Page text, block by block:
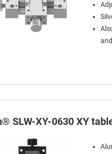
SLW-XY-0630 XY